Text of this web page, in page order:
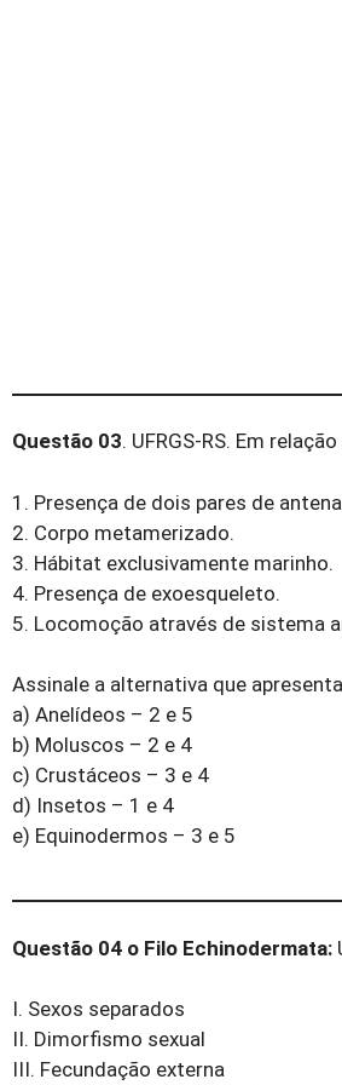
Questão 03. UFRGS-RS. Em
1. Presença de dois pares de
2. Corpo metamerizado.
3. Hábitat exclusivamente marinho.
4. Presença de exoesqueleto.
5. Locomoção através de sistema
Assinale a alternativa que
a) Anelídeos – 2 e 5
b) Moluscos – 2 e 4
c) Crustáceos – 3 e 4
d) Insetos – 1 e 4
e) Equinodermos – 3 e 5
Questão 04 o Filo Echinodermata:
I. Sexos separados
II. Dimorfismo sexual
III. Fecundação externa